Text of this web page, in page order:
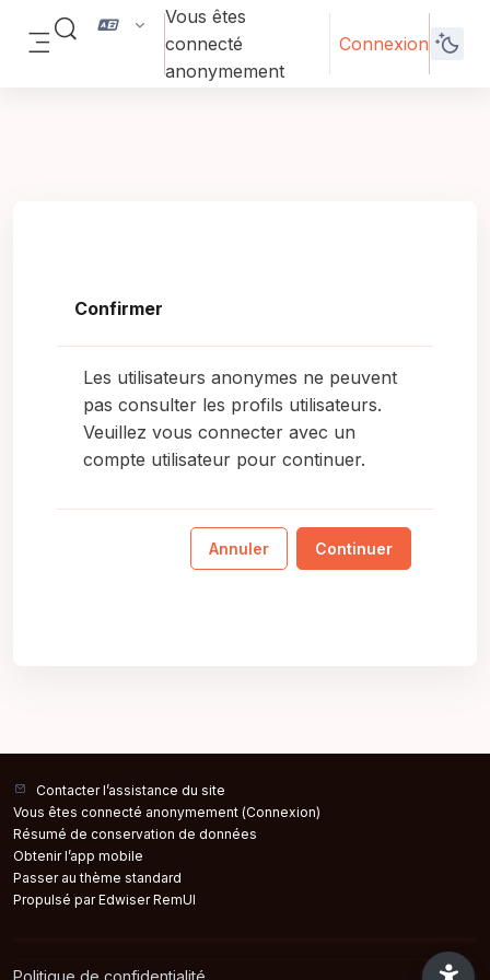
Passer au contenu principal
Panneau latéral
Activer/désactiver la saisie de recherche
Vous êtes
connecté
anonymement
Connexion
Confirmer
Les utilisateurs anonymes ne peuvent
pas consulter les profils utilisateurs.
Veuillez vous connecter avec un
compte utilisateur pour continuer.
Annuler Continuer
Contacter l’assistance du site
Vous êtes connecté anonymement (Connexion)
Résumé de conservation de données
Obtenir l’app mobile
Passer au thème standard
Propulsé par Edwiser RemUI